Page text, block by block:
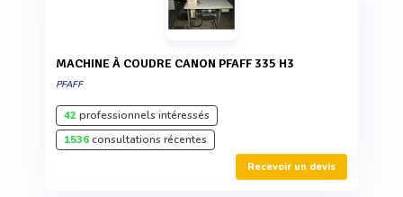
MACHINE À COUDRE CANON PFAFF 335 H3
PFAFF
42professionnels intéressés
1536consultations récentes
Recevoir un devis